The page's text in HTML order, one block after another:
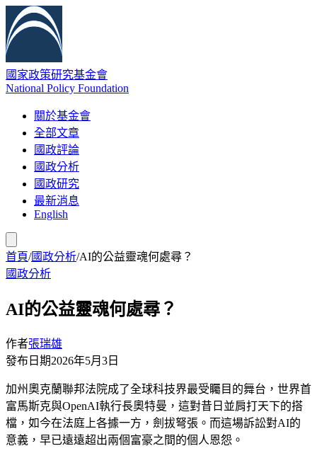
國家政策研究基金會
National Policy Foundation
關於基金會
全部文章
國政評論
國政分析
國政研究
最新消息
English
首頁/國政分析/AI的公益靈魂何處尋？
國政分析
AI的公益靈魂何處尋？
作者張瑞雄
發布日期2026年5月3日
加州奧克蘭聯邦法院成了全球科技界最受矚目的舞台，世界首
富馬斯克與OpenAI執行長奧特曼，這對昔日並肩打天下的搭
檔，如今在法庭上各據一方，劍拔弩張。而這場訴訟對AI的
意義，早已遠遠超出兩個富豪之間的個人恩怨。